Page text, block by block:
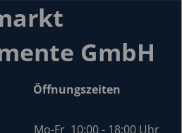
GmbH
Öffnungszeiten
Mo-Fr 10:00 - 18:00 Uhr